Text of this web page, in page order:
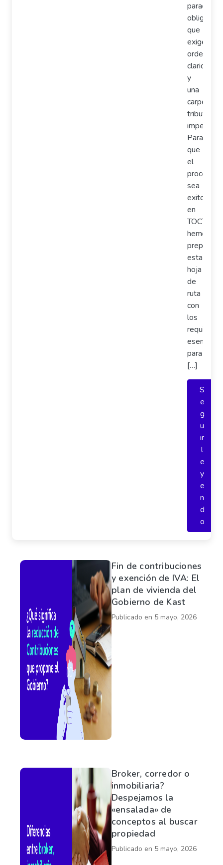
paradas
que
exigen
orden,
claridad
y
una
carpeta
tributaria
Para
que
el
proceso
sea
exitoso,
en
TOCTOC
hemos
preparado
esta
hoja
de
ruta
con
los
requisitos
esenciales
para
[…]
S
e
g
u
ir
l
e
y
e
n
d
o
Fin de contribuciones
y exención de IVA: El
plan de vivienda del
Gobierno de Kast
Publicado en 5 mayo, 2026
Broker, corredor o
inmobiliaria?
Despejamos la
«ensalada» de
conceptos al buscar
propiedad
Publicado en 5 mayo, 2026